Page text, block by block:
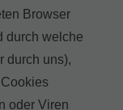
Browser
durch welche
durch uns),
oder Viren